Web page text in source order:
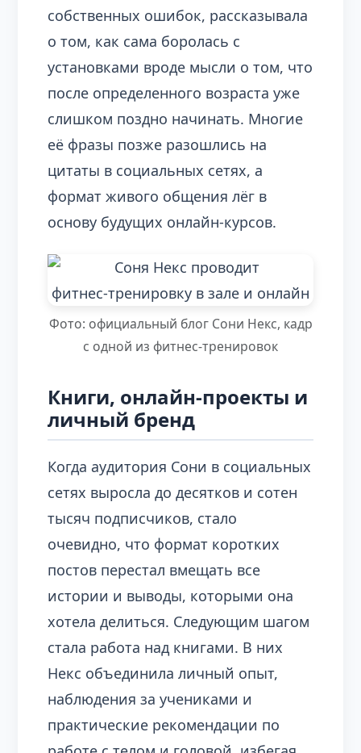
собственных ошибок, рассказывала
о том, как сама боролась с
установками вроде мысли о том, что
после определенного возраста уже
слишком поздно начинать. Многие
её фразы позже разошлись на
цитаты в социальных сетях, а
формат живого общения лёг в
основу будущих онлайн‑курсов.
Фото: официальный блог Сони Некс, кадр
с одной из фитнес‑тренировок
Книги, онлайн‑проекты и
личный бренд
Когда аудитория Сони в социальных
сетях выросла до десятков и сотен
тысяч подписчиков, стало
очевидно, что формат коротких
постов перестал вмещать все
истории и выводы, которыми она
хотела делиться. Следующим шагом
стала работа над книгами. В них
Некс объединила личный опыт,
наблюдения за учениками и
практические рекомендации по